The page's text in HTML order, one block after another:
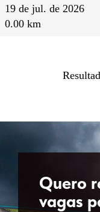
19 de jul. de 2026
0.00 km
Quero
vagas